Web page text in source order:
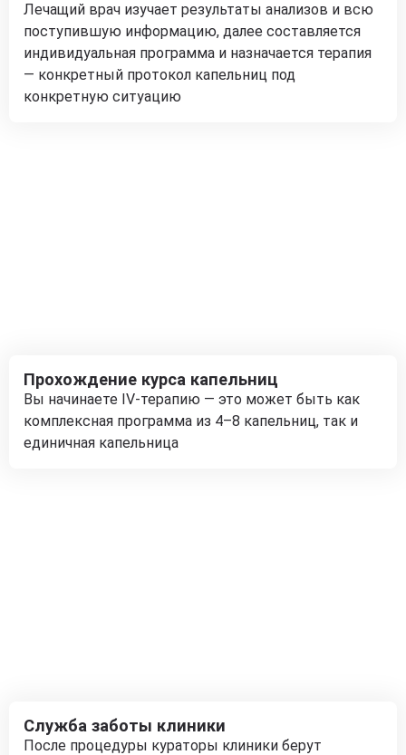
Лечащий врач изучает результаты анализов и всю
поступившую информацию, далее составляется
индивидуальная программа и назначается терапия
— конкретный протокол капельниц под
конкретную ситуацию
Прохождение курса капельниц
Вы начинаете IV-терапию — это может быть как
комплексная программа из 4–8 капельниц, так и
единичная капельница
Служба заботы клиники
После процедуры кураторы клиники берут